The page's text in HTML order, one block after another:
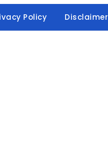
Policy Disclaimer